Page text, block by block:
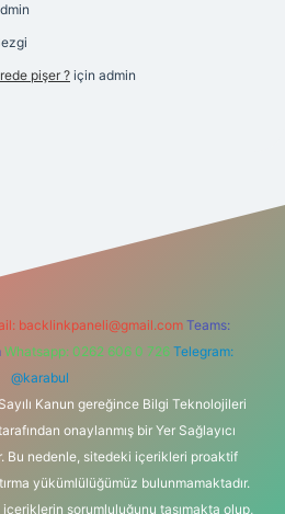
pişer ? için admin
backlinkpaneli@gmail.com Teams:
Whatsapp: 0262 606 0 726 Telegram:
@karabul
Kanun gereğince Bilgi Teknolojileri
onaylanmış bir Yer Sağlayıcı
Bu nedenle, sitedeki içerikleri proaktif
yükümlülüğümüz bulunmamaktadır.
sorumluluğunu taşımakta olup,